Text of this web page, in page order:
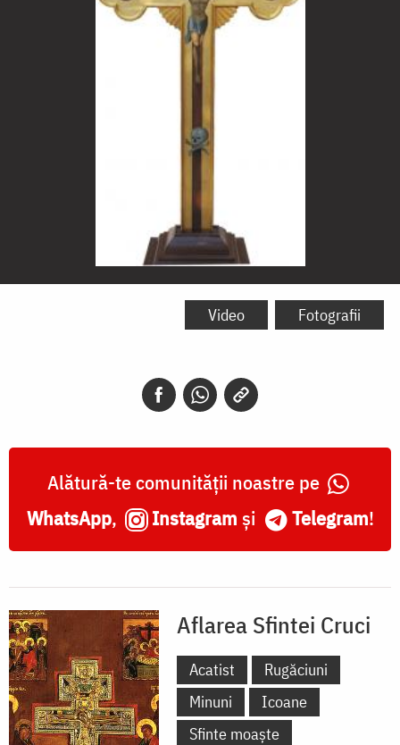
Sfânta
Video Fotografii
Alătură-te comunității noastre pe
WhatsApp, Instagram și Telegram!
Aflarea Sfintei Cruci
Acatist
Rugăciuni
Minuni
Icoane
Sfinte moaște